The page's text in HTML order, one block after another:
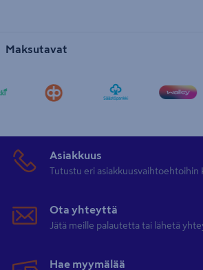
Maksutavat
Asiakkuus
Tutustu eri asiakkuusvaihtoehtoihin
Ota yhteyttä
Jätä meille palautetta tai lähetä
Hae myymälää